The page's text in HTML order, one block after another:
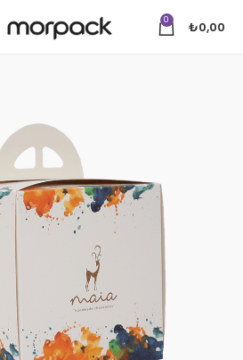
0 ₺0,00